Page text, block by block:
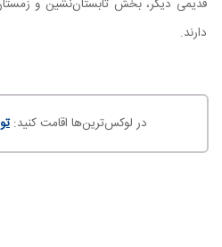
قدیمی دیگر، بخش تابستان‌نشین و
دارند.
در لوکس‌ترین‌ها اقامت کنید: